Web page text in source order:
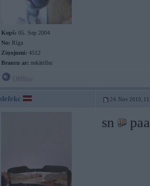
Kopš: 05. Sep 2004
No: Rīga
Ziņojumi: 4512
Braucu ar: nekārtību
defekc 24. Nov 2010,
sn